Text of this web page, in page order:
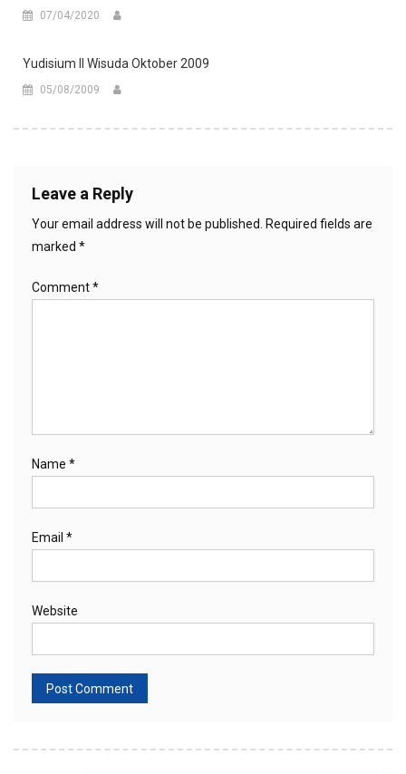
07/04/2020
Yudisium II Wisuda Oktober 2009
05/08/2009
Leave a Reply
Your email address will not be published.
Required fields are
marked *
Comment*
Name *
Email *
Website